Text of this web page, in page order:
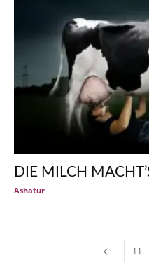
DIE MILCH
Ashatur -
11